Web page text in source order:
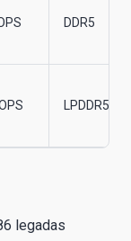
DDR5
LPDDR5X
legadas